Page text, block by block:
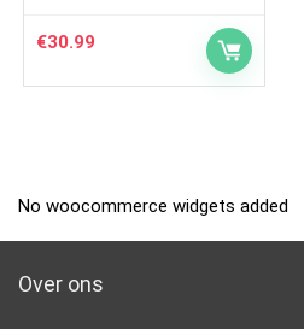
€30.99
No woocommerce widgets added
Over ons